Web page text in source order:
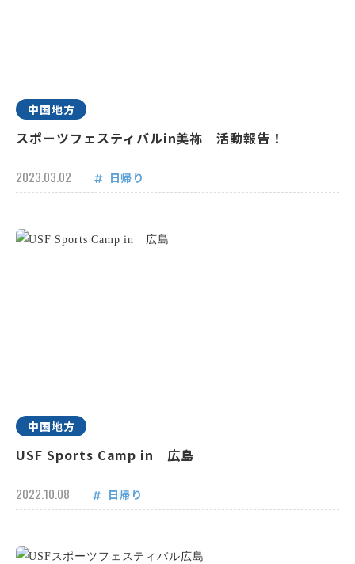
中国地方
スポーツフェスティバルin美祢 活動報告！
2023.03.02 日帰り
中国地方
USF Sports Camp in 広島
2022.10.08 日帰り